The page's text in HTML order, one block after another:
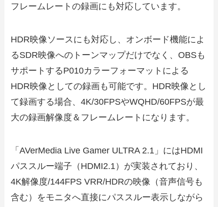
フレームレートの録画にも対応しています。
HDR映像ソースにも対応し、オンボード機能によ
るSDR映像へのトーンマップだけでなく、OBSも
サポートするP010カラーフォーマットによる
HDR映像としての録画も可能です。HDR映像とし
て録画する場合、4K/30FPSやWQHD/60FPSが最
大の録画解像度＆フレームレートになります。
「AVerMedia Live Gamer ULTRA 2.1」にはHDMI
パススルー端子（HDMI2.1）が実装されており、
4K解像度/144FPS VRR/HDRの映像（音声信号も
含む）をモニタへ直接にパススルー表示しながら